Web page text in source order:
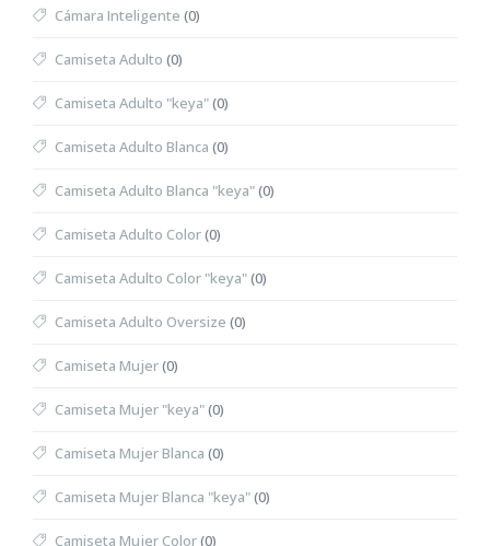
Cámara Inteligente (0)
Camiseta Adulto (0)
Camiseta Adulto "keya"(0)
Camiseta Adulto Blanca (0)
Camiseta Adulto Blanca "keya"(0)
Camiseta Adulto Color(0)
Camiseta Adulto Color "keya"(0)
Camiseta Adulto Oversize (0)
Camiseta Mujer(0)
Camiseta Mujer "keya"(0)
Camiseta Mujer Blanca (0)
Camiseta Mujer Blanca "keya"(0)
Camiseta Mujer Color(0)